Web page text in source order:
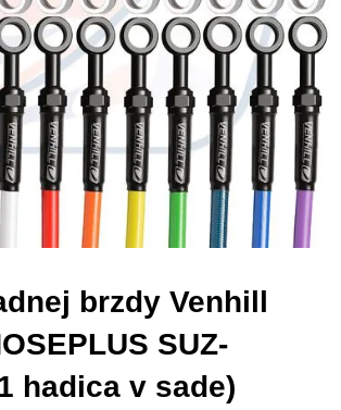
brzdy Venhill
SUZ-
hadica v sade)